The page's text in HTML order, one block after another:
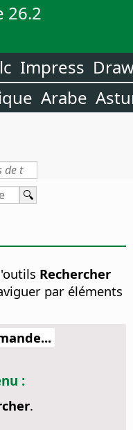
26.2
Impress
Arabe
Rechercher
par éléments
:
.